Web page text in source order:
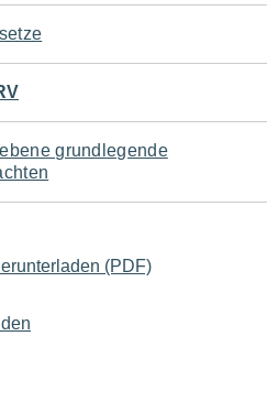
grundlegende
(PDF)